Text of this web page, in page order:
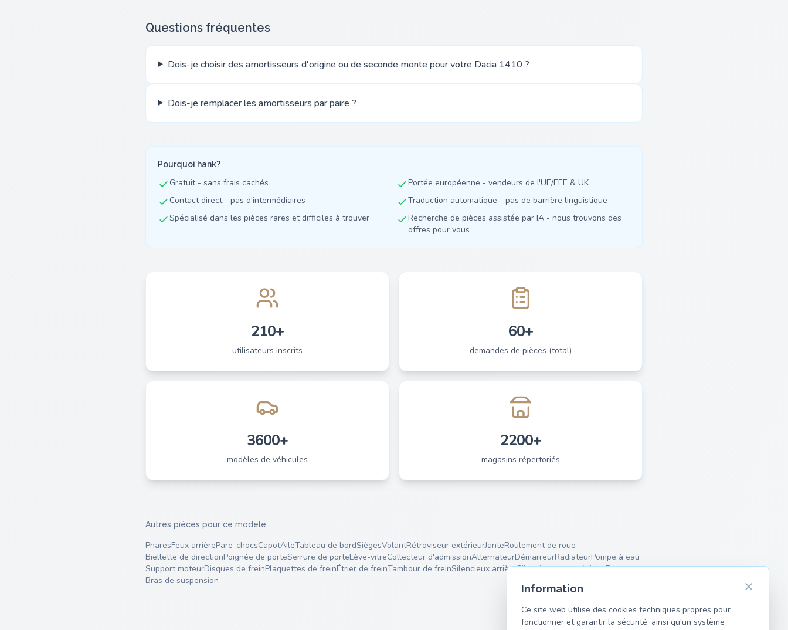
Questions fréquentes
Dois-je choisir des amortisseurs d'origine ou de seconde monte pour votre Dacia 1410 ?
Dois-je remplacer les amortisseurs par paire ?
Pourquoi hank?
Gratuit - sans frais cachés
Portée européenne - vendeurs de l'UE/EEE & UK
Contact direct - pas d'intermédiaires
Traduction automatique - pas de barrière linguistique
Spécialisé dans les pièces rares et difficiles à trouver
Recherche de pièces assistée par IA - nous trouvons des
offres pour vous
210+
utilisateurs inscrits
60+
demandes de pièces (total)
3600+
modèles de véhicules
2200+
magasins répertoriés
Autres pièces pour ce modèle
PharesFeux arrièrePare-chocsCapotAileTableau de bordSiègesVolantRétroviseur extérieurJanteRoulement de roue
Biellette de directionPoignée de porteSerrure de porteLève-vitreCollecteur d'admissionAlternateurDémarreurRadiateurPompe à eau
Support moteurDisques de freinPlaquettes de freinÉtrier de freinTambour de freinSilencieux arrièreSilencieux intermédiaireRessorts
Bras de suspension
Information
Ce site web utilise des cookies techniques propres pour
fonctionner et garantir la sécurité, ainsi qu'un système